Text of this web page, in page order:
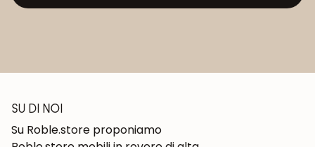
SU DI NOI
Su Roble.store proponiamo